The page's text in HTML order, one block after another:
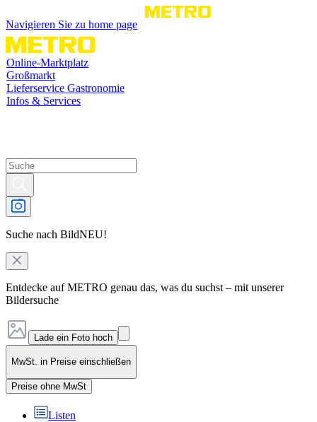
Navigieren Sie zu home page
Online-Marktplatz
Großmarkt
Lieferservice Gastronomie
Infos & Services
Suche nach BildNEU!
Entdecke auf METRO genau das, was du suchst – mit unserer
Bildersuche
Lade ein Foto hoch
MwSt. in Preise einschließen
Preise ohne MwSt
Listen